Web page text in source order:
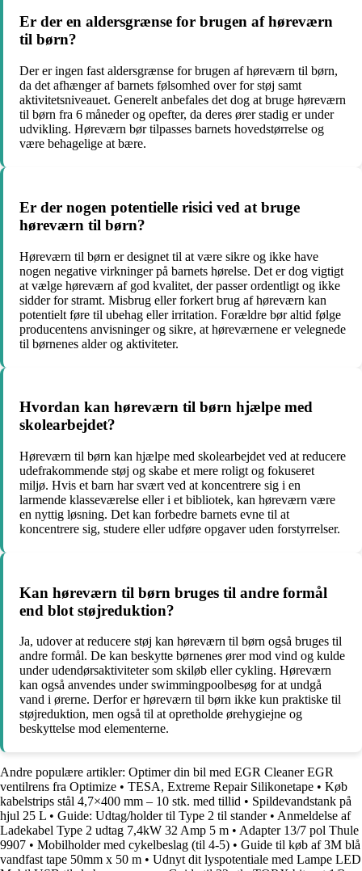
Er der en aldersgrænse for brugen af høreværn
til børn?
Der er ingen fast aldersgrænse for brugen af høreværn til børn,
da det afhænger af barnets følsomhed over for støj samt
aktivitetsniveauet. Generelt anbefales det dog at bruge høreværn
til børn fra 6 måneder og opefter, da deres ører stadig er under
udvikling. Høreværn bør tilpasses barnets hovedstørrelse og
være behagelige at bære.
Er der nogen potentielle risici ved at bruge
høreværn til børn?
Høreværn til børn er designet til at være sikre og ikke have
nogen negative virkninger på barnets hørelse. Det er dog vigtigt
at vælge høreværn af god kvalitet, der passer ordentligt og ikke
sidder for stramt. Misbrug eller forkert brug af høreværn kan
potentielt føre til ubehag eller irritation. Forældre bør altid følge
producentens anvisninger og sikre, at høreværnene er velegnede
til børnenes alder og aktiviteter.
Hvordan kan høreværn til børn hjælpe med
skolearbejdet?
Høreværn til børn kan hjælpe med skolearbejdet ved at reducere
udefrakommende støj og skabe et mere roligt og fokuseret
miljø. Hvis et barn har svært ved at koncentrere sig i en
larmende klasseværelse eller i et bibliotek, kan høreværn være
en nyttig løsning. Det kan forbedre barnets evne til at
koncentrere sig, studere eller udføre opgaver uden forstyrrelser.
Kan høreværn til børn bruges til andre formål
end blot støjreduktion?
Ja, udover at reducere støj kan høreværn til børn også bruges til
andre formål. De kan beskytte børnenes ører mod vind og kulde
under udendørsaktiviteter som skiløb eller cykling. Høreværn
kan også anvendes under swimmingpoolbesøg for at undgå
vand i ørerne. Derfor er høreværn til børn ikke kun praktiske til
støjreduktion, men også til at opretholde ørehygiejne og
beskyttelse mod elementerne.
Andre populære artikler: Optimer din bil med EGR Cleaner EGR
ventilrens fra Optimize • TESA, Extreme Repair Silikonetape • Køb
kabelstrips stål 4,7×400 mm – 10 stk. med tillid • Spildevandstank på
hjul 25 L • Guide: Udtag/holder til Type 2 til stander• Anmeldelse af
Ladekabel Type 2 udtag 7,4kW 32 Amp 5 m • Adapter 13/7 pol Thule
9907 • Mobilholder med cykelbeslag (til 4-5) • Guide til køb af 3M blå
vandfast tape 50mm x 50 m • Udnyt dit lyspotentiale med Lampe LED